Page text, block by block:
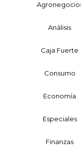
Análisis
Caja Fuerte
Consumo
Economía
Especiales
Finanzas